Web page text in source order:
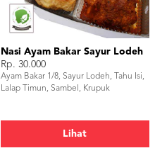
Nasi Ayam Bakar Sayur Lodeh
Rp. 30.000
Ayam Bakar 1/8, Sayur Lodeh, Tahu Isi,
Lalap Timun, Sambel, Krupuk
Lihat